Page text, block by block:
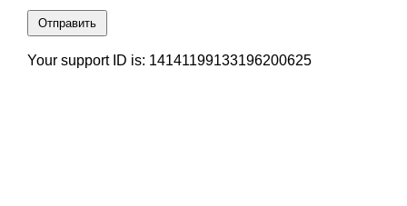
Отправить
Your support ID is: 14141199133196200625